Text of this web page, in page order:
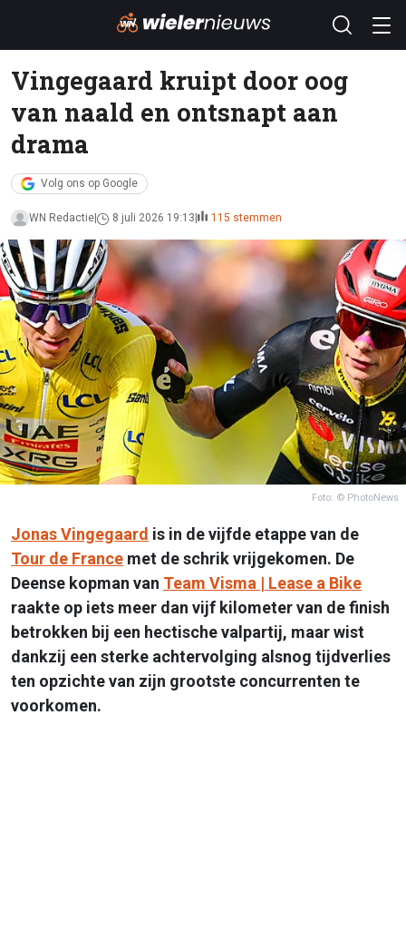
Vingegaard kruipt door oog
van naald en ontsnapt aan
drama
Volg ons op Google
WN Redactie 8 juli 2026 19:13 115 stemmen
Foto: © PhotoNews
Jonas Vingegaard is in de vijfde etappe van de
Tour de France met de schrik vrijgekomen. De
Deense kopman van Team Visma | Lease a Bike
raakte op iets meer dan vijf kilometer van de finish
betrokken bij een hectische valpartij, maar wist
dankzij een sterke achtervolging alsnog tijdverlies
ten opzichte van zijn grootste concurrenten te
voorkomen.